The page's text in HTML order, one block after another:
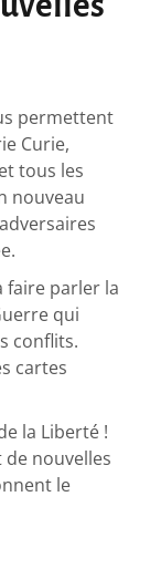
permettent
Curie,
tous les
nouveau
faire parler la
qui
conflits.
cartes
la Liberté !
de nouvelles
le